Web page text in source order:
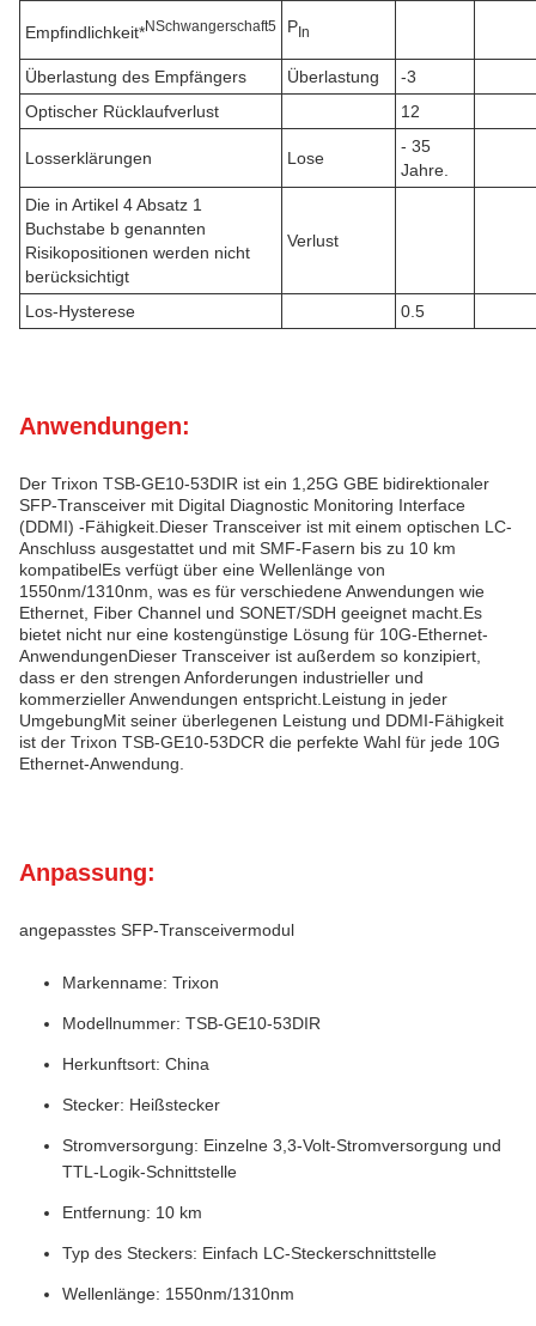
Empfindlichkeit*NSchwangerschaft5 PIn
Überlastung des Empfängers Überlastung
-3
Optischer Rücklaufverlust
12
Losserklärungen Lose
- 35
Jahre.
Die in Artikel 4 Absatz 1
Buchstabe b genannten
Risikopositionen werden nicht
berücksichtigt
Verlust
Los-Hysterese 0.5
Anwendungen:
Der Trixon TSB-GE10-53DIR ist ein 1,25G GBE bidirektionaler
SFP-Transceiver mit Digital Diagnostic Monitoring Interface
(DDMI) -Fähigkeit.Dieser Transceiver ist mit einem optischen LC-
Anschluss ausgestattet und mit SMF-Fasern bis zu 10 km
kompatibelEs verfügt über eine Wellenlänge von
1550nm/1310nm, was es für verschiedene Anwendungen wie
Ethernet, Fiber Channel und SONET/SDH geeignet macht.Es
bietet nicht nur eine kostengünstige Lösung für 10G-Ethernet-
AnwendungenDieser Transceiver ist außerdem so konzipiert,
dass er den strengen Anforderungen industrieller und
kommerzieller Anwendungen entspricht.Leistung in jeder
UmgebungMit seiner überlegenen Leistung und DDMI-Fähigkeit
ist der Trixon TSB-GE10-53DCR die perfekte Wahl für jede 10G
Ethernet-Anwendung.
Anpassung:
angepasstes SFP-Transceivermodul
Markenname: Trixon
Modellnummer: TSB-GE10-53DIR
Herkunftsort: China
Stecker: Heißstecker
Stromversorgung: Einzelne 3,3-Volt-Stromversorgung und
TTL-Logik-Schnittstelle
Entfernung: 10 km
Typ des Steckers: Einfach LC-Steckerschnittstelle
Wellenlänge: 1550nm/1310nm